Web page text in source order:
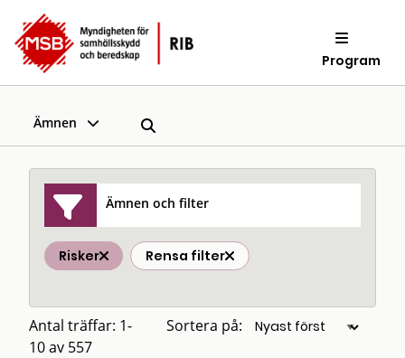
Program
Ämnen
Ämnen och filter
Risker Rensa filter
Antal träffar: 1-
10 av 557
Sortera på: